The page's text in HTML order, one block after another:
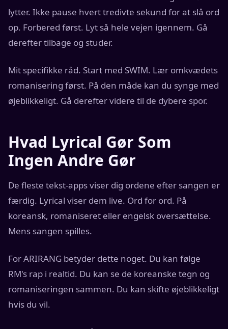
lytter. Ikke pause hvert tredivte sekund for at slå ord
op. Forbered først. Lyt så hele vejen igennem. Gå
derefter tilbage og studer.
Mit specifikke råd. Start med SWIM. Lær omkvædets
romanisering først. På den måde kan du synge med
øjeblikkeligt. Gå derefter videre til de dybere spor.
Hvad Lyrical Gør Som
Ingen Andre Gør
De fleste tekst-apps viser dig ordene efter sangen er
færdig. Lyrical viser dem live. Ord for ord. På
koreansk, romaniseret eller engelsk oversættelse.
Mens sangen spilles.
For ARIRANG betyder dette noget. Du kan følge
RM's rap i realtid. Du kan se de koreanske tegn og
romaniseringen sammen. Du kan skifte øjeblikkeligt
hvis du vil.